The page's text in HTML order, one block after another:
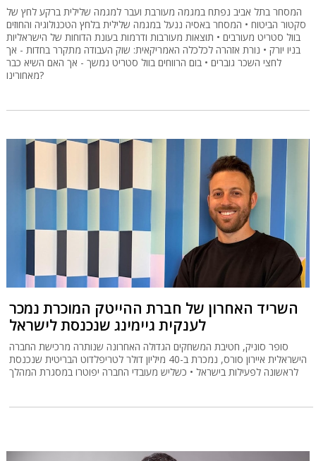
המסחר בתל אביב נפתח במגמה מעורבת ועבר למגמה שלילית ברקע לחץ של
סקטור הביטוח • המסחר באסיה ננעל במגמה שלילית בלחץ הטכנולוגיה והחוזים
בוול סטריט מעורבים • תוצאות מעורבות ודרמות בעונת הדוחות של הישראליות
בניו יורק • נורת אזהרה לכלכלה האמריקאית: שוק העבודה מתקרר בחדות - אך
לחצי השכר גוברים • בום הרווחים בוול סטריט נמשך - אך האם השיא כבר
מאחורינו?
השריד האחרון של חברת ההייטק המוכרת נמכר
לענקית גיימינג שנכנסת לישראל
סופר סוניק, חטיבת המשחקים הגדולה האחרונה שנותרה מרכישת החברה
הישראלית איירון סורס, נמכרת ב-40 מיליון דולר לטריפלדוט הבריטית שנכנסת
לראשונה לפעילות בישראל • כשליש מעובדי החברה יפוטרו במסגרת המהלך